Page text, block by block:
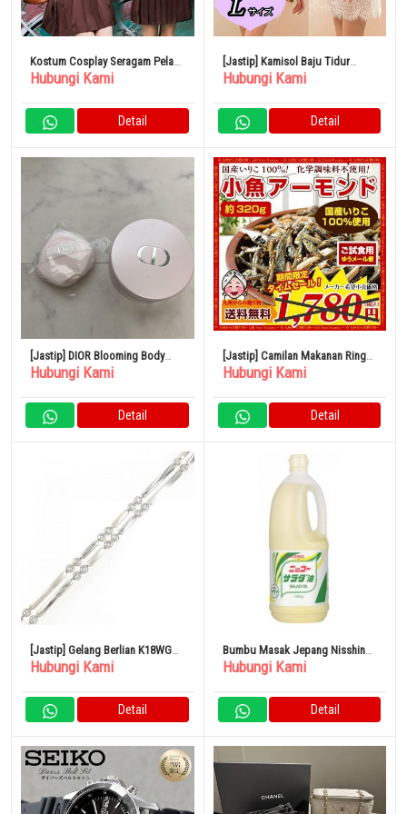
Kostum Cosplay Seragam Pelaut
Wanita Marie Moon Malymoon
Pendek
Hubungi Kami
Detail
[Jastip] Kamisol Baju Tidur
Lingerie Seksi Babydoll Size L
Hubungi Kami
Detail
[Jastip] DIOR Blooming Body
Powder
Hubungi Kami
Detail
[Jastip] Camilan Makanan Ringan
Ikan Kecil Almond 320g Set
Hubungi Kami
Detail
[Jastip] Gelang Berlian K18WG
0,32CT
Hubungi Kami
Detail
Bumbu Masak Jepang Nisshin
Oilio Minyak salad Nikko 1500g
Hubungi Kami
Detail